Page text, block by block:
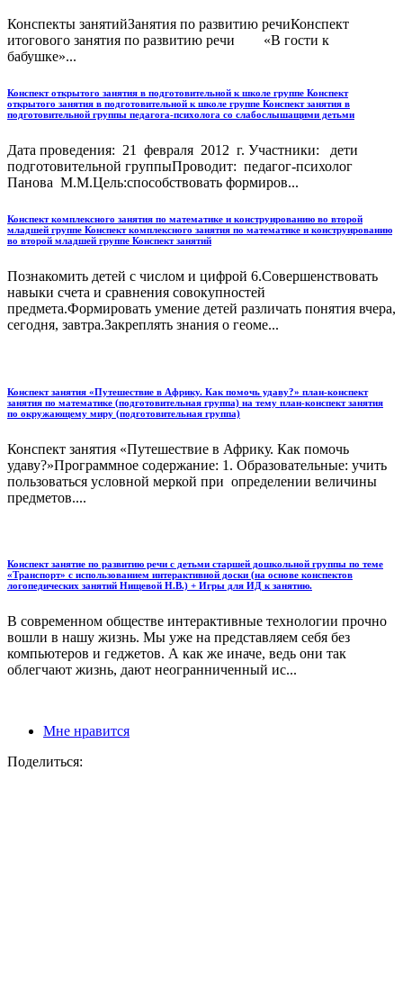
Конспекты занятийЗанятия по развитию речиКонспект
итогового занятия по развитию речи «В гости к
бабушке»...
Конспект открытого занятия в подготовительной к школе группе Конспект
открытого занятия в подготовительной к школе группе Конспект занятия в
подготовительной группы педагога-психолога со слабослышащими детьми
Дата проведения: 21 февраля 2012 г. Участники: дети
подготовительной группыПроводит: педагог-психолог
Панова М.М.Цель:способствовать формиров...
Конспект комплексного занятия по математике и конструированию во второй
младшей группе Конспект комплексного занятия по математике и конструированию
во второй младшей группе Конспект занятий
Познакомить детей с числом и цифрой 6.Совершенствовать
навыки счета и сравнения совокупностей
предмета.Формировать умение детей различать понятия вчера,
сегодня, завтра.Закреплять знания о геоме...
Конспект занятия «Путешествие в Африку. Как помочь удаву?» план-конспект
занятия по математике (подготовительная группа) на тему план-конспект занятия
по окружающему миру (подготовительная группа)
Конспект занятия «Путешествие в Африку. Как помочь
удаву?»Программное содержание: 1. Образовательные: учить
пользоваться условной меркой при определении величины
предметов....
Конспект занятие по развитию речи с детьми старшей дошкольной группы по теме
«Транспорт» с использованием интерактивной доски (на основе конспектов
логопедических занятий Нищевой Н.В.) + Игры для ИД к занятию.
В современном обществе интерактивные технологии прочно
вошли в нашу жизнь. Мы уже на представляем себя без
компьютеров и геджетов. А как же иначе, ведь они так
облегчают жизнь, дают неогранниченный ис...
Мне нравится
Поделиться: